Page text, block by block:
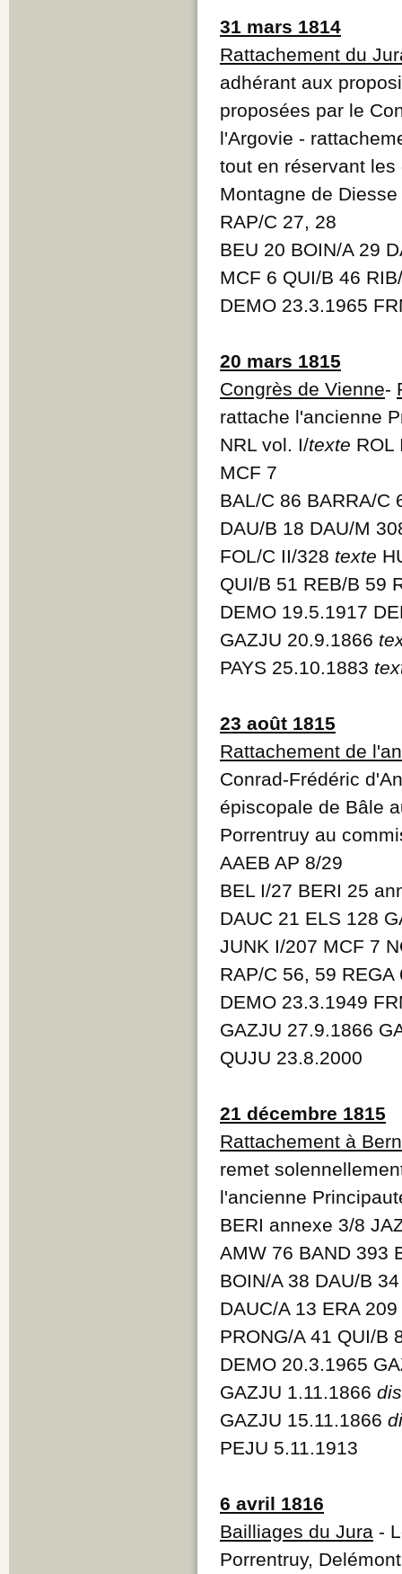
31 mars 1814
Rattachement du
adhérant aux
proposées par le
l'Argovie -
tout en réservant
Montagne de Diesse
RAP/C 27, 28
BEU 20 BOIN/A 29
MCF 6 QUI/B 46
DEMO 23.3.1965
20 mars 1815
Congrès de Vienne-
rattache l'ancienne
NRL vol. I/texte
MCF 7
BAL/C 86 BARRA/C
DAU/B 18 DAU/M
FOL/C II/328 texte
QUI/B 51 REB/B 59
DEMO 19.5.1917
GAZJU 20.9.1866
PAYS 25.10.1883
23 août 1815
Rattachement de
Conrad-Frédéric
épiscopale de Bâle
Porrentruy au
AAEB AP 8/29
BEL I/27 BERI 25
DAUC 21 ELS 128
JUNK I/207 MCF 7
RAP/C 56, 59
DEMO 23.3.1949
GAZJU 27.9.1866
QUJU 23.8.2000
21 décembre 1815
Rattachement à
remet
l'ancienne
BERI annexe 3/8
AMW 76 BAND 393
BOIN/A 38 DAU/B
DAUC/A 13 ERA
PRONG/A 41 QUI/B
DEMO 20.3.1965
GAZJU 1.11.1866
GAZJU 15.11.1866
PEJU 5.11.1913
6 avril 1816
Bailliages du Jura -
Porrentruy,